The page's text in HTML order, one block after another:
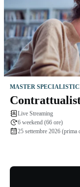
MASTER
Live Streaming
6 weekend (66 ore)
25 settembre 2026 (prima